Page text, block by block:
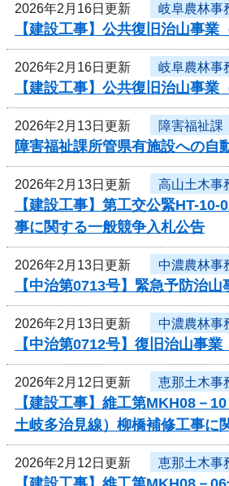
2026年2月16日更新 岐阜農林事
【建設工事】公共復旧治山事
2026年2月16日更新 岐阜農林事
【建設工事】公共復旧治山事
2026年2月13日更新 障害福祉課
障害福祉課所管県有施設への自
2026年2月13日更新 高山土木事
【建設工事】第工交公緊HT-
事に関する一般競争入札公告
2026年2月13日更新 中濃農林事
【中治第0713号】緊急予防治
2026年2月13日更新 中濃農林事
【中治第0712号】復旧治山事
2026年2月12日更新 恵那土木事
【建設工事】維工第MKH08－
土岐多治見線）柳橋補修工事に
2026年2月12日更新 恵那土木事